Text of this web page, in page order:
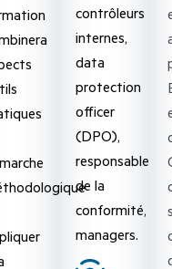
contrôleurs
internes,
data
protection
officer
(DPO),
responsable
de la
conformité,
managers.